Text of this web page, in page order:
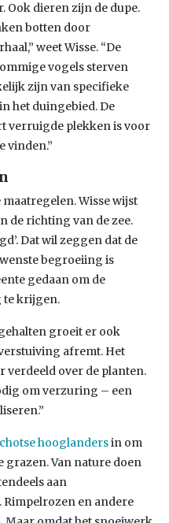
Ook dieren zijn de dupe.
botten door
weet Wisse. “De
vogels sterven
zijn van specifieke
het duingebied. De
verruigde plekken is voor
vinden.”
Wisse wijst
de richting van de zee.
Dat wil zeggen dat de
begroeiing is
gedaan om de
te krijgen.
groeit er ook
afremt. Het
over de planten.
om verzuring – een
hooglandersin om
Van nature doen
aan
en andere